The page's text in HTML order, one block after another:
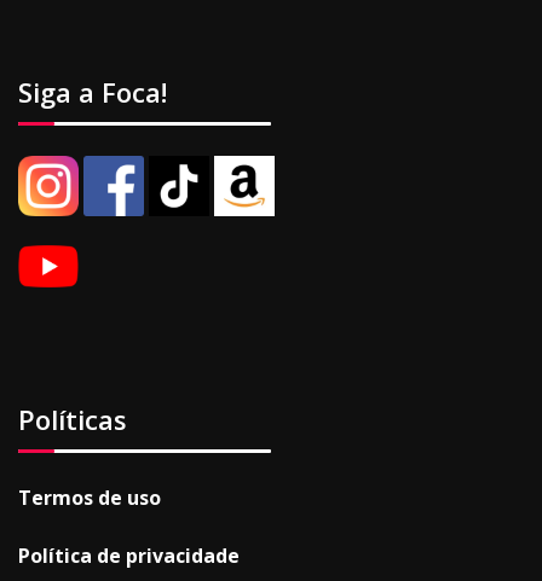
Siga a Foca!
Políticas
Termos de uso
Política de privacidade